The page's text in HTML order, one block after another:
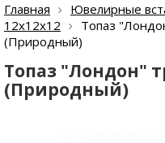
Главная Ювелирные
12х12х12
Топаз
(Природный)
Топаз "Лондон"
(Природный)